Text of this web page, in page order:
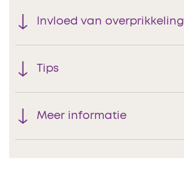
Invloed van overprikkeling
Tips
Meer informatie